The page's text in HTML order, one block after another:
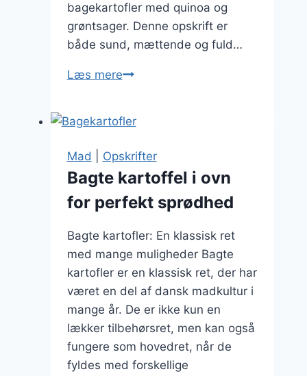
bagekartofler med quinoa og
grøntsager. Denne opskrift er
både sund, mættende og fuld…
Læs mereFyldte
quinoa
og
Mad Opskrifter
Bagte kartoffel i ovn
for perfekt sprødhed
Bagte kartofler: En klassisk ret
med mange muligheder Bagte
kartofler er en klassisk ret, der har
været en del af dansk madkultur i
mange år. De er ikke kun en
lækker tilbehørsret, men kan også
fungere som hovedret, når de
fyldes med forskellige